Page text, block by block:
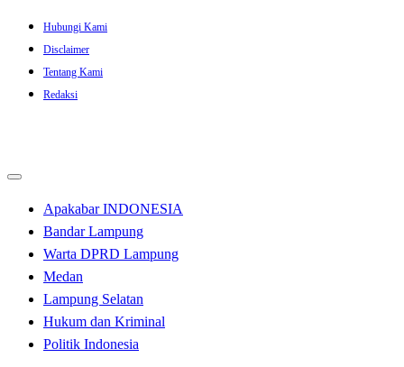
Skip
content
Hubungi Kami
Disclaimer
Tentang Kami
Redaksi
Apakabar INDONESIA
Bandar Lampung
Warta DPRD Lampung
Medan
Lampung Selatan
Hukum dan Kriminal
Politik Indonesia